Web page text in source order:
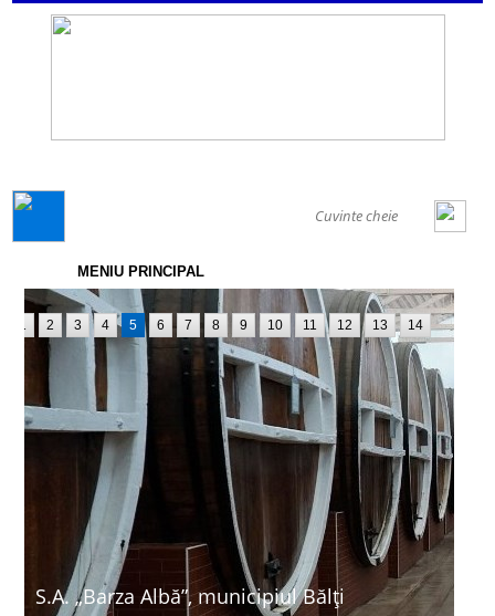
MENIU PRINCIPAL
S.A. „Barza Albă”, municipiul Bălți
1 2 3 4 5 6 7 8 9 10 11 12 13 14